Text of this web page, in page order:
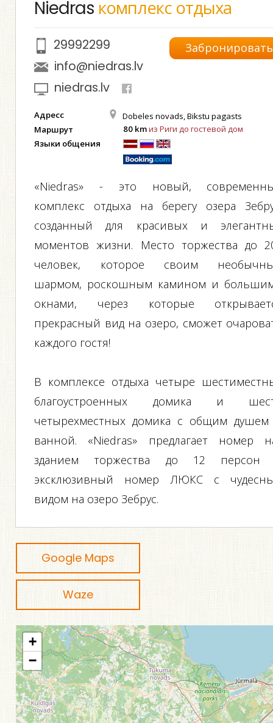
Niedras комплекс отдыха
Забронировать
29992299
info@niedras.lv
niedras.lv
Адресс Dobeles novads, Bikstu pagasts
Маршрут 80 kmиз Риги до гостевой дом
Языки общения
«Niedras» - это новый,
комплекс отдыха на берегу озера
созданный для красивых и
моментов жизни. Место торжества до
человек, которое своим
шармом, роскошным камином и
окнами, через которые
прекрасный вид на озеро, сможет
каждого гостя!
В комплексе отдыха четыре
благоустроенных домика и
четырехместных домика с общим
ванной. «Niedras» предлагает номер
зданием торжества до 12
эксклюзивный номер ЛЮКС с
видом на озеро Зебрус.
Google Maps
Waze
+
−